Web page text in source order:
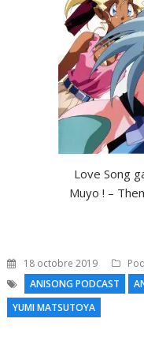
Love Song
Muyo ! –
18 octobre 2019
ANISONG PODCAST
YUMI MATSUTOYA